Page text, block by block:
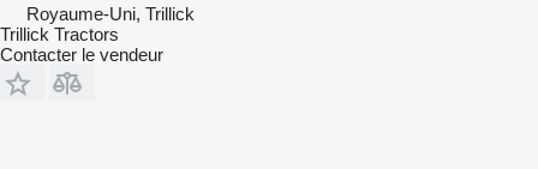
Royaume-Uni, Trillick
Trillick Tractors
Contacter le vendeur